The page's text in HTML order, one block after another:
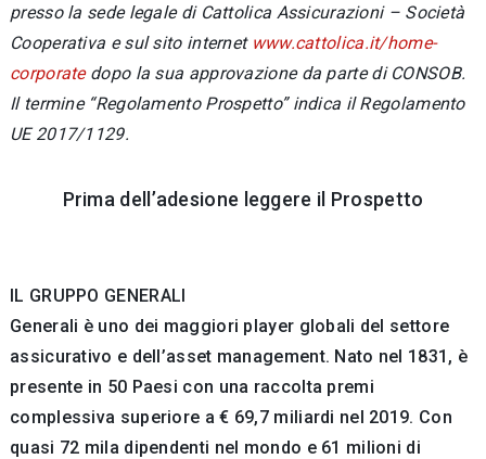
presso la sede legale di Cattolica Assicurazioni – Società
Cooperativa e sul sito internet www.cattolica.it/home-
corporate dopo la sua approvazione da parte di CONSOB.
Il termine “Regolamento Prospetto” indica il Regolamento
UE 2017/1129.
Prima dell’adesione leggere il Prospetto
IL GRUPPO GENERALI
Generali è uno dei maggiori player globali del settore
assicurativo e dell’asset management. Nato nel 1831, è
presente in 50 Paesi con una raccolta premi
complessiva superiore a € 69,7 miliardi nel 2019. Con
quasi 72 mila dipendenti nel mondo e 61 milioni di